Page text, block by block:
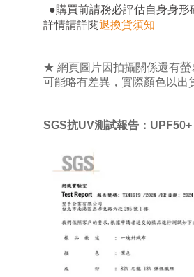
●購買前請務必評估自身身形
詳情請詳閱退換貨須知
★ 網頁圖片因拍攝關係還有螢
可能略有差異，實際顏色以出
SGS抗UV測試報告：UPF50+